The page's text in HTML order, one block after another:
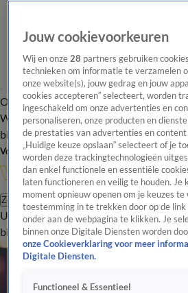
Overzicht Onze programma's Uitzendingen
WandelgangenInterviewsUitzending
bijwonenPodcastShopVeelgestelde
Volg Vandaag Inside
Zoeken
UitzendingenVandaag InsideDe
bijwonen
Jouw cookievoorkeuren
Wij en onze28 partners gebruiken
technieken om informatie te verzamelen
onze website(s), jouw gedrag en jouw
cookies accepteren” selecteert, worden
ingeschakeld om onze advertenties en
personaliseren, onze producten en
de prestaties van advertenties en
„Huidige keuze opslaan” selecteert of je
worden deze trackingtechnologieën
dan enkel functionele en essentiële
laten functioneren en veilig te houden. Je
moment opnieuw openen om je keuzes te
toestemming in te trekken door op de
onder aan de webpagina te klikken. Je
binnen onze Digitale Diensten worden
onze Cookieverklaring voor meer
Digitale Diensten.
Functioneel & Essentieel